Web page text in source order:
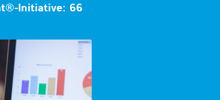
Initiative: 66